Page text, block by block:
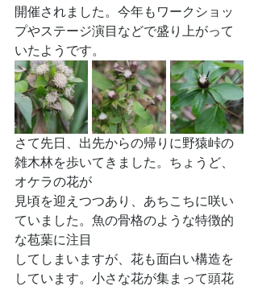
開催されました。今年もワークショッ
プやステージ演目などで盛り上がって
いたようです。
さて先日、出先からの帰りに野猿峠の
雑木林を歩いてきました。ちょうど、
オケラの花が
見頃を迎えつつあり、あちこちに咲い
ていました。魚の骨格のような特徴的
な苞葉に注目
してしまいますが、花も面白い構造を
しています。小さな花が集まって頭花